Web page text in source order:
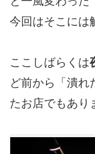
今回はそこには
ここしばらくは
ど前から「潰れ
たお店でもあり